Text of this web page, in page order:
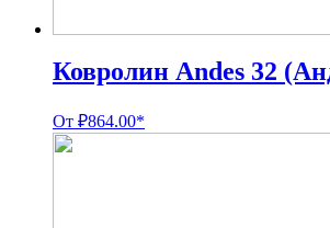
Ковролин Andes 32
От ₽864.00*